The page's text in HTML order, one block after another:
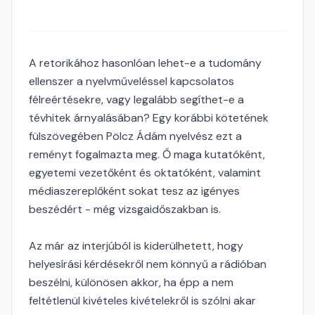
A retorikához hasonlóan lehet-e a tudomány
ellenszer a nyelvműveléssel kapcsolatos
félreértésekre, vagy legalább segíthet-e a
tévhitek árnyalásában? Egy korábbi kötetének
fülszövegében Pölcz Ádám nyelvész ezt a
reményt fogalmazta meg. Ő maga kutatóként,
egyetemi vezetőként és oktatóként, valamint
médiaszereplőként sokat tesz az igényes
beszédért - még vizsgaidőszakban is.
Az már az interjúból is kiderülhetett, hogy
helyesírási kérdésekről nem könnyű a rádióban
beszélni, különösen akkor, ha épp a nem
feltétlenül kivételes kivételekről is szólni akar